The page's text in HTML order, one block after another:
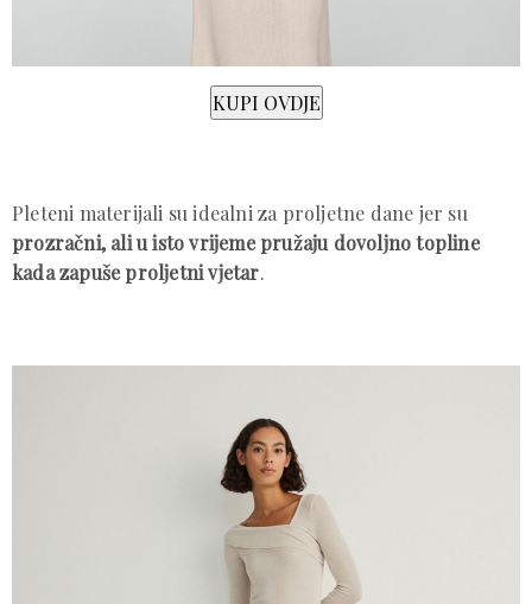
Pleteni materijali su idealni za proljetne dane jer su
prozračni, ali u isto vrijeme pružaju dovoljno topline
kada zapuše proljetni vjetar.